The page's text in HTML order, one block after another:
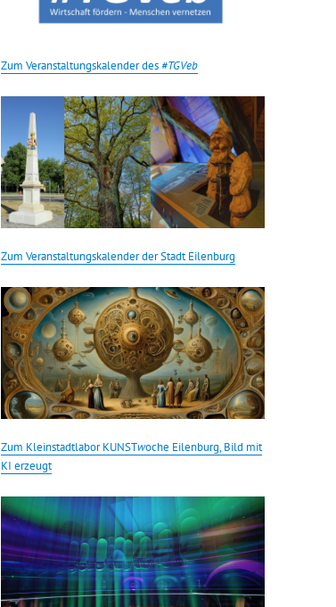
Zum Veranstaltungskalender des #TGVeb
Zum Veranstaltungskalender der Stadt Eilenburg
Zum Kleinstadtlabor KUNSTwoche Eilenburg, Bild mit
KI erzeugt